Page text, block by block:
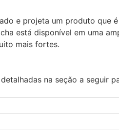
e projeta um produto que
está disponível em uma
mais fortes.
na seção a seguir